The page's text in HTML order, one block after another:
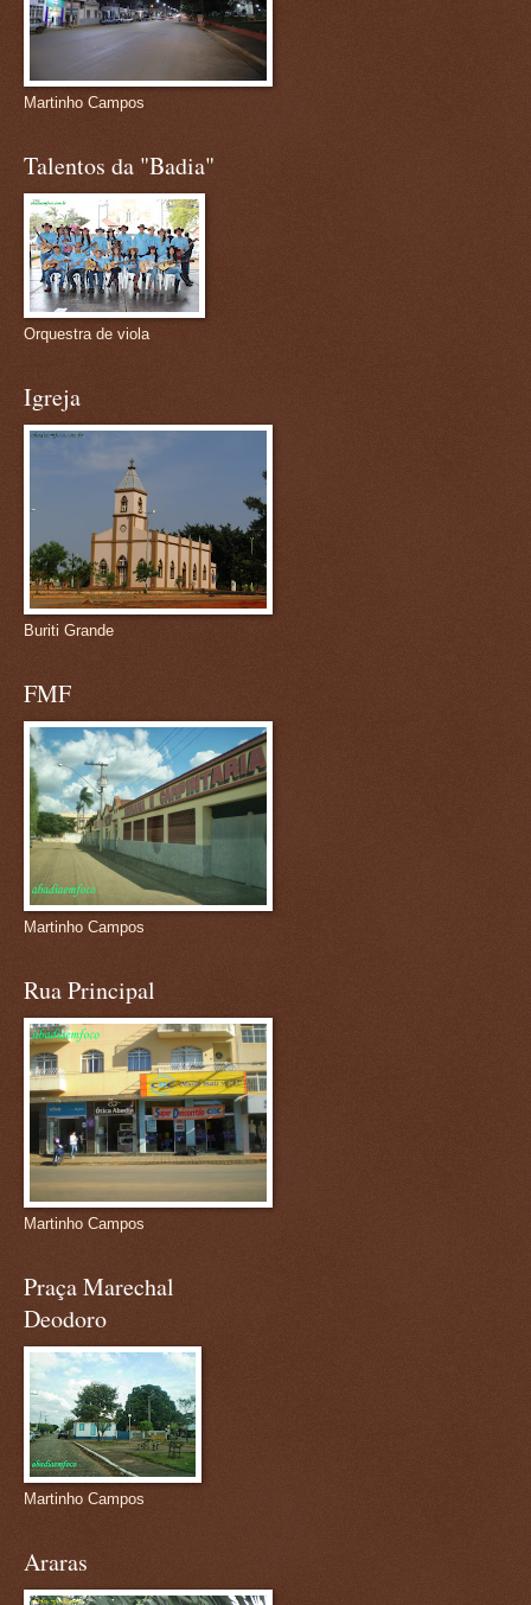
Martinho Campos
Talentos da "Badia"
Orquestra de viola
Igreja
Buriti Grande
FMF
Martinho Campos
Rua Principal
Martinho Campos
Praça Marechal
Deodoro
Martinho Campos
Araras